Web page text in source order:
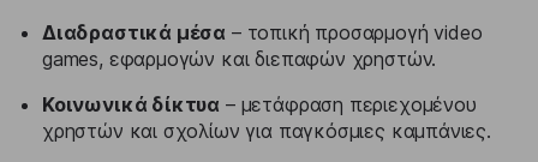
Διαδραστικά μέσα – τοπική προσαρμογή video
games, εφαρμογών και διεπαφών χρηστών.
Κοινωνικά δίκτυα – μετάφραση περιεχομένου
χρηστών και σχολίων για παγκόσμιες καμπάνιες.